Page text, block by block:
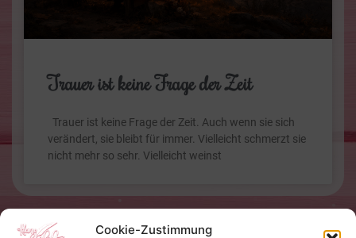
Cookie-Zustimmung
Trauer ist keine Frage der Zeit
Trauer ist keine Frage der Zeit. Auch wenn sie sich
verändert, sie bleibt für immer. Vielleicht schmerzt sie
nicht mehr so sehr. Vielleicht weinst